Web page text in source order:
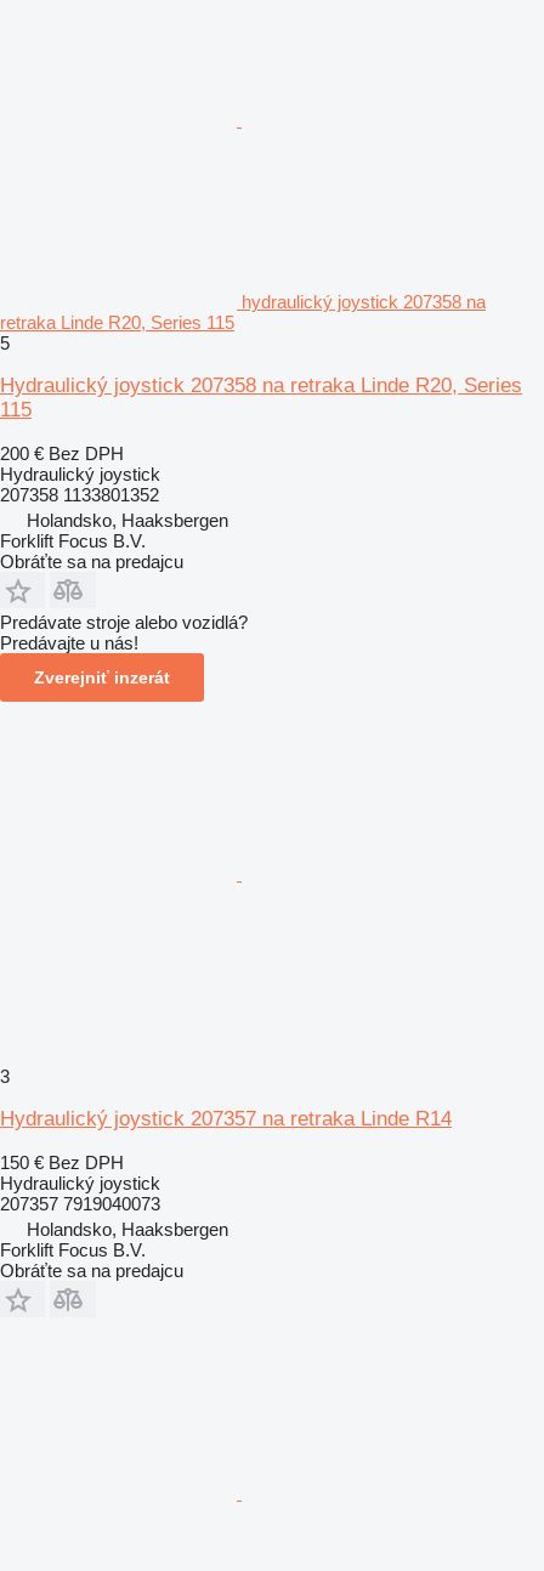
hydraulický joystick 207358 na
retraka Linde R20, Series 115
5
Hydraulický joystick 207358 na retraka Linde R20, Series
115
200 € Bez DPH
Hydraulický joystick
207358 1133801352
Holandsko, Haaksbergen
Forklift Focus B.V.
Obráťte sa na predajcu
Predávate stroje alebo vozidlá?
Predávajte u nás!
Zverejniť inzerát
3
Hydraulický joystick 207357 na retraka Linde R14
150 € Bez DPH
Hydraulický joystick
207357 7919040073
Holandsko, Haaksbergen
Forklift Focus B.V.
Obráťte sa na predajcu